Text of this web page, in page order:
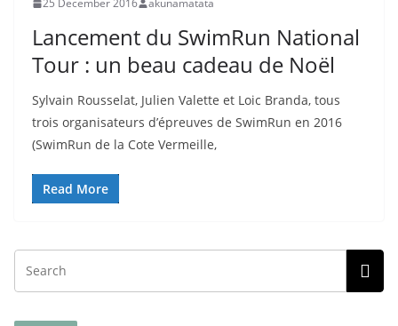
25 December 2016 akunamatata
Lancement du SwimRun National
Tour : un beau cadeau de Noël
Sylvain Rousselat, Julien Valette et Loic Branda, tous
trois organisateurs d’épreuves de SwimRun en 2016
(SwimRun de la Cote Vermeille,
Read More